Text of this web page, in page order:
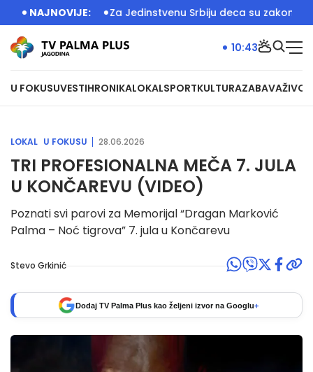
NAJNOVIJE:
Srbija Za Jedinstvenu Srbiju deca su zakon: U
U FOKUSUVESTIHRONIKALOKALSPORTKULTURAZABAVAŽIVOT
10:43
LOKAL U FOKUSU 28.06.2026
TRI PROFESIONALNA MEČA 7. JULA
U KONČAREVU (VIDEO)
Poznati svi parovi za Memorijal “Dragan Marković
Palma – Noć tigrova” 7. jula u Končarevu
Stevo Grkinić
Dodaj TV Palma Plus kao željeni izvor na Googlu+